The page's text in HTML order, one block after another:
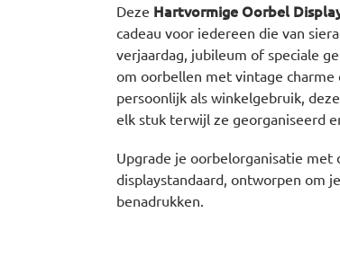
Deze Hartvormige Oorbel
cadeau voor iedereen die van
verjaardag, jubileum of speciale
om oorbellen met vintage
persoonlijk als winkelgebruik,
elk stuk terwijl ze georganiseerd
Upgrade je oorbelorganisatie
displaystandaard, ontworpen om
benadrukken.